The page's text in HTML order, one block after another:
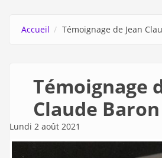
Accueil Témoignage de Jean
Témoignage
Claude Baron
Lundi 2 août 2021